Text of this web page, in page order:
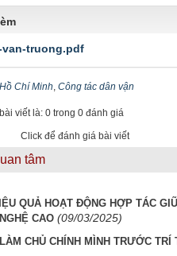
van-truong.pdf
Hồ Chí Minh, Công tác dân vận
viết là: 0 trong 0 đánh giá
Click để đánh giá bài viết
tâm
QUẢ HOẠT ĐỘNG HỢP TÁC
CAO (09/03/2025)
CHỦ CHÍNH MÌNH TRƯỚC